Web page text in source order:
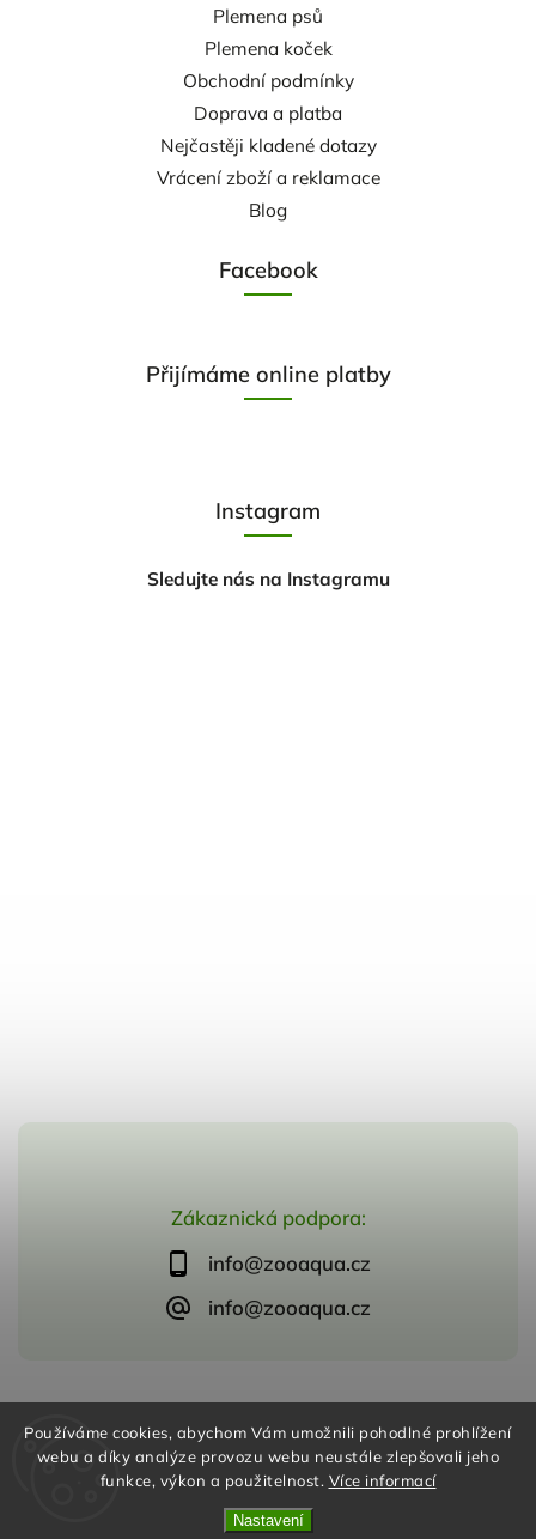
Používáme cookies, abychom Vám umožnili pohodlné prohlížení
webu a díky analýze provozu webu neustále zlepšovali jeho
funkce, výkon a použitelnost. Více informací
Nastavení
Zákaznická podpora:
info@zooaqua.cz
info@zooaqua.cz
Plemena psů
Plemena koček
Obchodní podmínky
Doprava a platba
Nejčastěji kladené dotazy
Vrácení zboží a reklamace
Blog
Facebook
Přijímáme online platby
Instagram
Sledujte nás na Instagramu
VytvořilShoptet | DesignShoptak.cz